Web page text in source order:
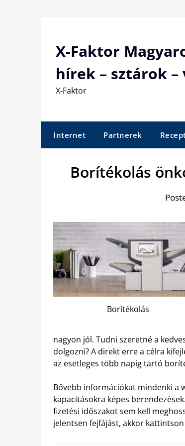
X-Faktor
hírek – sztárok
X-Faktor
Internet Partnerek
Borítékolás
Borítékolás
nagyon jól. Tudni szeretné a
dolgozni?A direkt erre a célra
az esetleges több napig tartó
Bővebb információkat mindenki a
kapacitásokra képes
fizetési időszakot sem kell
jelentsen fejfájást, akkor